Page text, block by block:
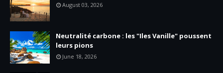
August 03, 2026
Neutralité carbone : les "Iles Vanille" poussent
leurs pions
June 18, 2026